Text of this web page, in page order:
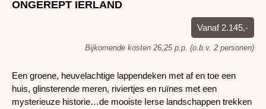
ONGEREPT IERLAND
Vanaf 2.145,-
Bijkomende kosten 26,25 p.p. (o.b.v. 2 personen)
Een groene, heuvelachtige lappendeken met af en toe een
huis, glinsterende meren, riviertjes en ruïnes met een
mysterieuze historie…de mooiste Ierse landschappen trekken